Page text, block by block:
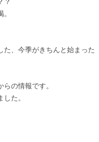
？
た、今季がきちんと始まった
の情報です。
た。